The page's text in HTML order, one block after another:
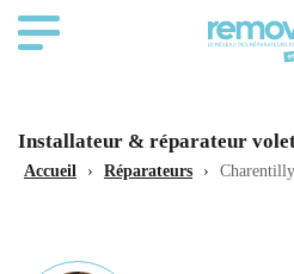
Installateur & réparateur
Accueil › Réparateurs › Charentilly